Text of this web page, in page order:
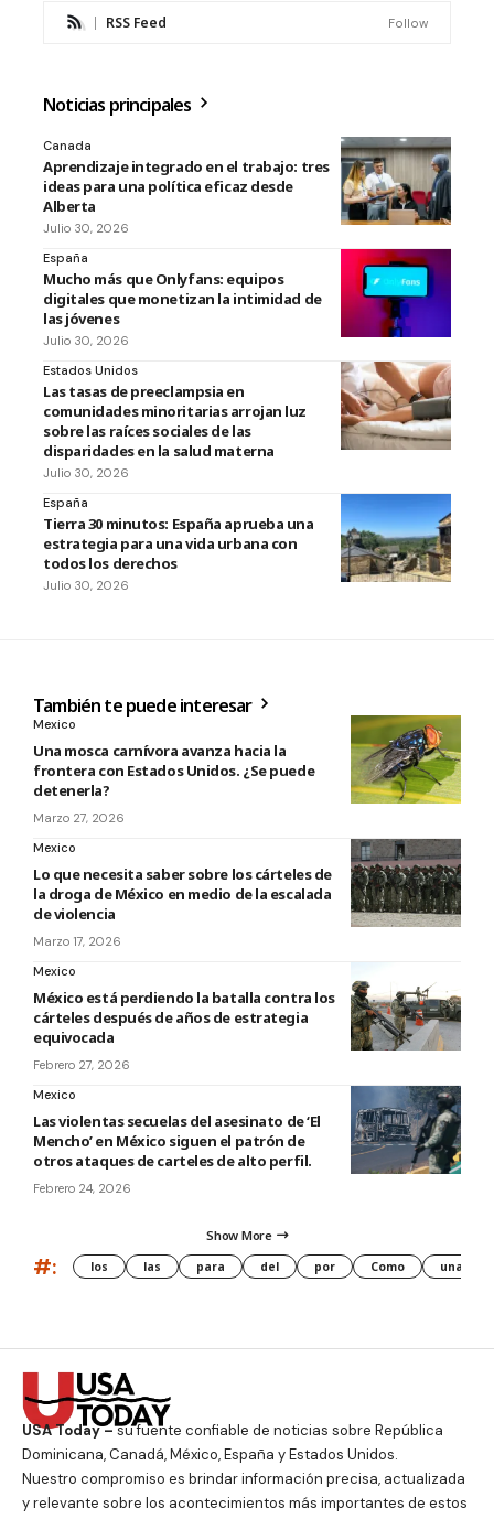
RSS Feed Follow
Noticias principales
Canada
Aprendizaje integrado en el trabajo: tres
ideas para una política eficaz desde
Alberta
Julio 30, 2026
España
Mucho más que Onlyfans: equipos
digitales que monetizan la intimidad de
las jóvenes
Julio 30, 2026
Estados Unidos
Las tasas de preeclampsia en
comunidades minoritarias arrojan luz
sobre las raíces sociales de las
disparidades en la salud materna
Julio 30, 2026
España
Tierra 30 minutos: España aprueba una
estrategia para una vida urbana con
todos los derechos
Julio 30, 2026
También te puede interesar
Mexico
Una mosca carnívora avanza hacia la
frontera con Estados Unidos. ¿Se puede
detenerla?
Marzo 27, 2026
Mexico
Lo que necesita saber sobre los cárteles de
la droga de México en medio de la escalada
de violencia
Marzo 17, 2026
Mexico
México está perdiendo la batalla contra los
cárteles después de años de estrategia
equivocada
Febrero 27, 2026
Mexico
Las violentas secuelas del asesinato de ‘El
Mencho’ en México siguen el patrón de
otros ataques de carteles de alto perfil.
Febrero 24, 2026
Show More
#: los las para del por Como una
USA Today –su fuente confiable de noticias sobre República
Dominicana, Canadá, México, España y Estados Unidos.
Nuestro compromiso es brindar información precisa, actualizada
y relevante sobre los acontecimientos más importantes de estos